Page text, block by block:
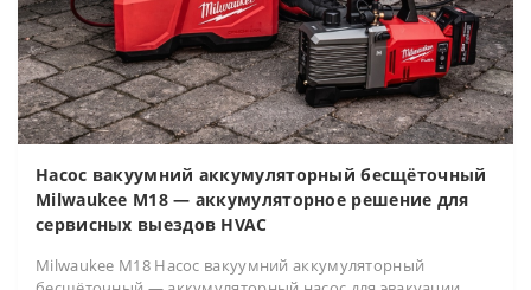
Насос вакуумний аккумуляторный бесщёточный
Milwaukee M18 — аккумуляторное решение для
сервисных выездов HVAC
Milwaukee M18 Насос вакуумний аккумуляторный